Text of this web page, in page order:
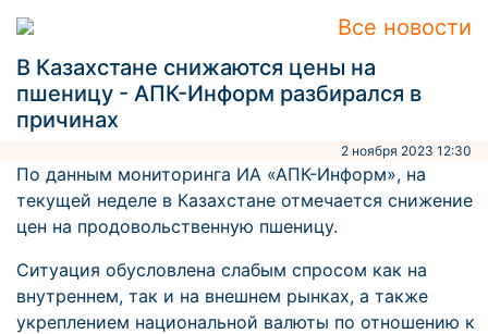
Все новости
В Казахстане снижаются цены на
пшеницу - АПК-Информ разбирался в
причинах
2 ноября 2023 12:30
По данным мониторинга ИА «АПК-Информ», на
текущей неделе в Казахстане отмечается снижение
цен на продовольственную пшеницу.
Ситуация обусловлена слабым спросом как на
внутреннем, так и на внешнем рынках, а также
укреплением национальной валюты по отношению к